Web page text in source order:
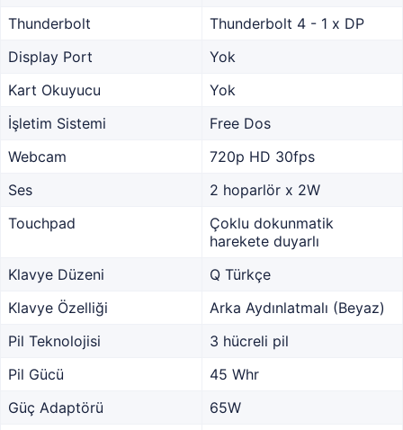
Thunderbolt
Thunderbolt 4 - 1 x DP
Display Port
Yok
Kart Okuyucu
Yok
İşletim Sistemi
Free Dos
Webcam
720p HD 30fps
Ses
2 hoparlör x 2W
Touchpad
Çoklu dokunmatik
harekete duyarlı
Klavye Düzeni
Q Türkçe
Klavye Özelliği
Arka Aydınlatmalı (Beyaz)
Pil Teknolojisi
3 hücreli pil
Pil Gücü
45 Whr
Güç Adaptörü
65W